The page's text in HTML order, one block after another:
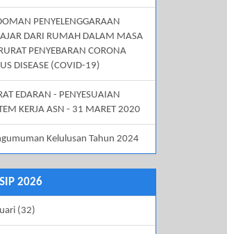
PENYELENGGARAAN
DARI RUMAH DALAM MASA
PENYEBARAN CORONA
DISEASE (COVID-19)
EDARAN - PENYESUAIAN
KERJA ASN - 31 MARET 2020
Kelulusan Tahun 2024
2026
(32)